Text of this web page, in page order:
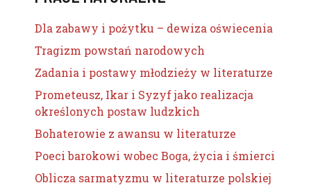
Dla zabawy i pożytku – dewiza oświecenia
Tragizm powstań narodowych
Zadania i postawy młodzieży w literaturze
Prometeusz, Ikar i Syzyf jako realizacja
określonych postaw ludzkich
Bohaterowie z awansu w literaturze
Poeci barokowi wobec Boga, życia i śmierci
Oblicza sarmatyzmu w literaturze polskiej